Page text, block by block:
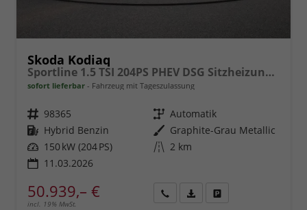
Skoda Kodiaq
Sportline 1.5 TSI 204PS PHEV DSG Sitzheizung v+h Frontscheibe beheizb. 20"LM schwenkb. AHK elektr. PanoDach Alcantara PDC Rückf.Kamera Klimaautomatik Lenkradheizung Navi Apple CarPlay Android Auto 2xKeyless vollelektr. Reichweite 116KM
sofort lieferbar Fahrzeug mit Tageszulassung
Fahrzeugnr. 98365 Getriebe Automatik
Kraftstoff Hybrid Benzin Außenfarbe Graphite-Grau Metallic
Leistung 150 kW (204 PS) Kilometerstand 2 km
11.03.2026
50.939,– €
incl. 19% MwSt.